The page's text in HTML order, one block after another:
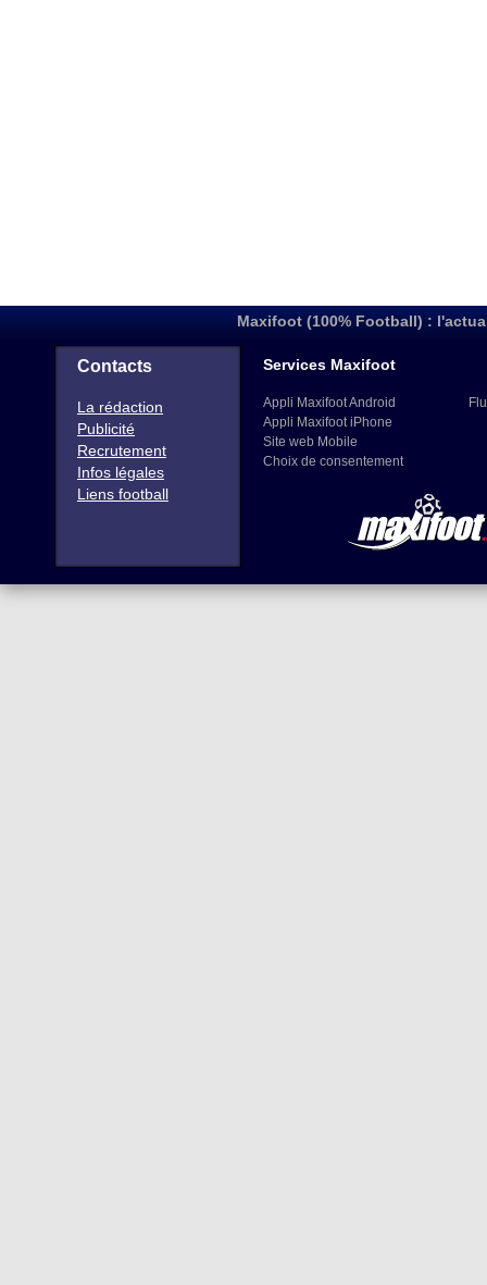
Maxifoot (100% Football) :
Contacts
La rédaction
Publicité
Recrutement
Infos légales
Liens football
Services Maxifoot
Appli Maxifoot Android
Appli Maxifoot iPhone
Site web Mobile
Choix de consentement